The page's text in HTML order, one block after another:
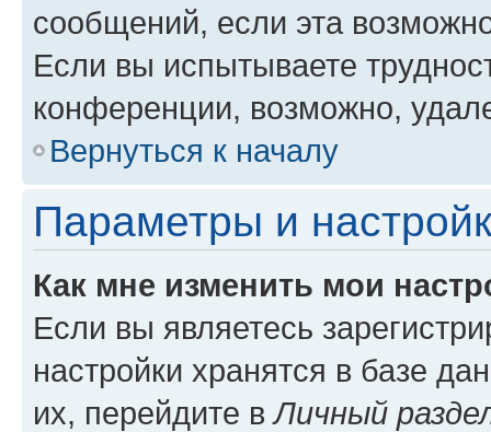
сообщений, если эта
Если вы испытываете
конференции, возможно,
Вернуться к началу
Параметры и
Как мне изменить мои
Если вы являетесь
настройки хранятся в базе
их, перейдите вЛичный